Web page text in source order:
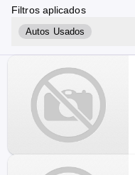
Filtros aplicados
Autos Usados